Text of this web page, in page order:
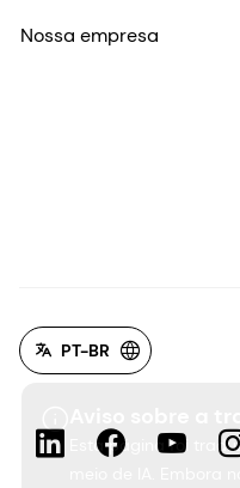
Esta página foi
Nossa empresa
PT-BR